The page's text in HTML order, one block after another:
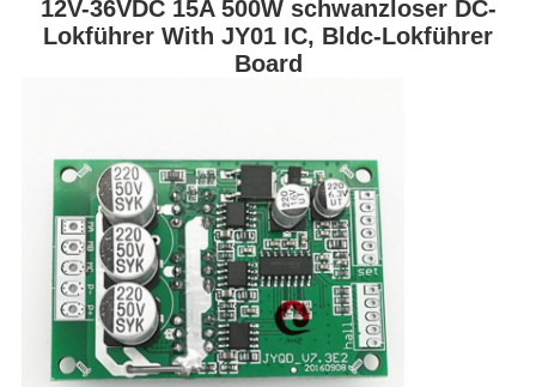
12V-36VDC 15A 500W schwanzloser DC-
Lokführer With JY01 IC, Bldc-Lokführer
Board